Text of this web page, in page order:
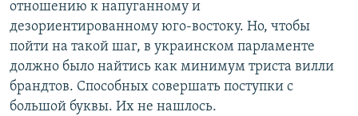
отношению к напуганному и
дезориентированному юго-востоку. Но, чтобы
пойти на такой шаг, в украинском парламенте
должно было найтись как минимум триста вилли
брандтов. Способных совершать поступки с
большой буквы. Их не нашлось.